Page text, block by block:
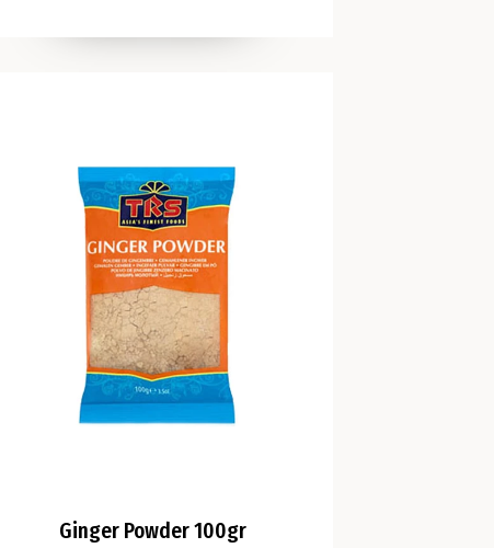
Ginger Powder 100gr